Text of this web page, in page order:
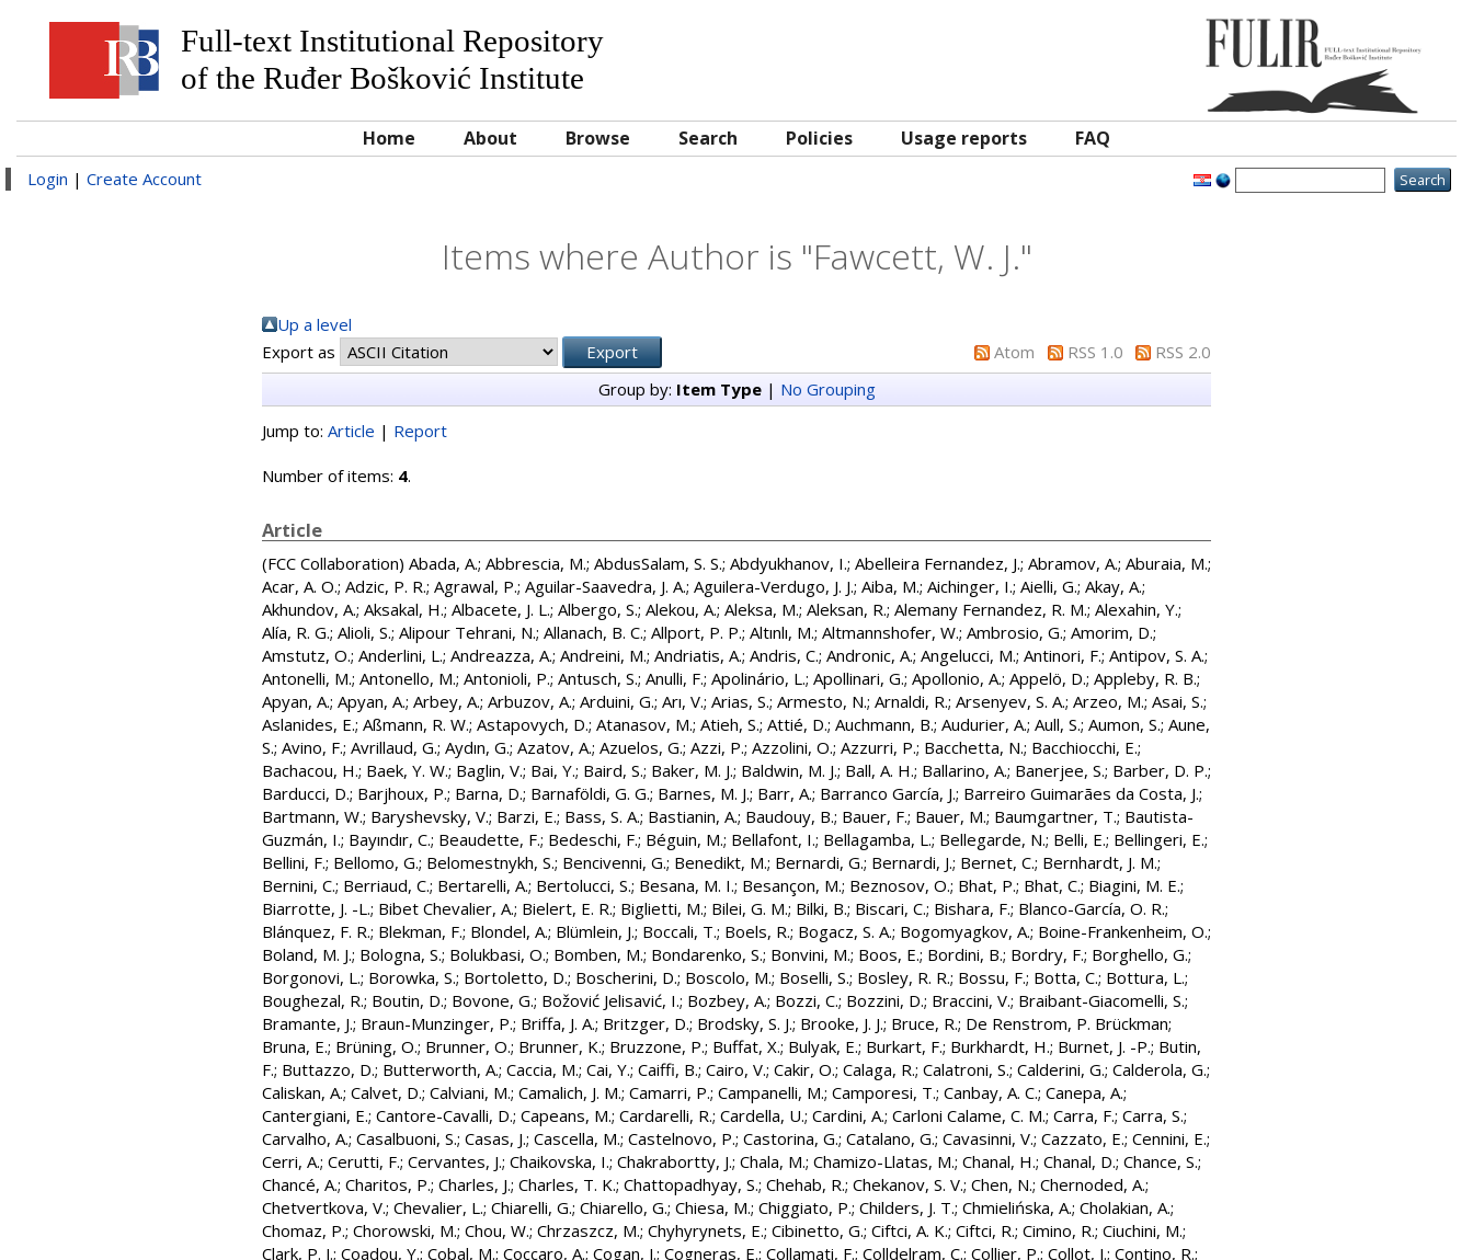
Full-text Institutional Repository
of the Ruđer Bošković Institute
Home About Browse Search Policies Usage reports FAQ
Login | Create Account
Items where Author is "Fawcett, W. J."
Up a level
Export as
Atom RSS 1.0
RSS 2.0
Group by: Item Type| No Grouping
Jump to: Article | Report
Number of items: 4.
Article
(FCC Collaboration) Abada, A.; Abbrescia, M.; AbdusSalam, S. S.; Abdyukhanov, I.; Abelleira Fernandez, J.; Abramov, A.; Aburaia, M.;
Acar, A. O.; Adzic, P. R.; Agrawal, P.; Aguilar-Saavedra, J. A.; Aguilera-Verdugo, J. J.; Aiba, M.; Aichinger, I.; Aielli, G.; Akay, A.;
Akhundov, A.; Aksakal, H.; Albacete, J. L.; Albergo, S.; Alekou, A.; Aleksa, M.; Aleksan, R.; Alemany Fernandez, R. M.; Alexahin, Y.;
Alía, R. G.; Alioli, S.; Alipour Tehrani, N.; Allanach, B. C.; Allport, P. P.; Altınlı, M.; Altmannshofer, W.; Ambrosio, G.; Amorim, D.;
Amstutz, O.; Anderlini, L.; Andreazza, A.; Andreini, M.; Andriatis, A.; Andris, C.; Andronic, A.; Angelucci, M.; Antinori, F.; Antipov, S. A.;
Antonelli, M.; Antonello, M.; Antonioli, P.; Antusch, S.; Anulli, F.; Apolinário, L.; Apollinari, G.; Apollonio, A.; Appelö, D.; Appleby, R. B.;
Apyan, A.; Apyan, A.; Arbey, A.; Arbuzov, A.; Arduini, G.; Arı, V.; Arias, S.; Armesto, N.; Arnaldi, R.; Arsenyev, S. A.; Arzeo, M.; Asai, S.;
Aslanides, E.; Aßmann, R. W.; Astapovych, D.; Atanasov, M.; Atieh, S.; Attié, D.; Auchmann, B.; Audurier, A.; Aull, S.; Aumon, S.; Aune,
S.; Avino, F.; Avrillaud, G.; Aydın, G.; Azatov, A.; Azuelos, G.; Azzi, P.; Azzolini, O.; Azzurri, P.; Bacchetta, N.; Bacchiocchi, E.;
Bachacou, H.; Baek, Y. W.; Baglin, V.; Bai, Y.; Baird, S.; Baker, M. J.; Baldwin, M. J.; Ball, A. H.; Ballarino, A.; Banerjee, S.; Barber, D. P.;
Barducci, D.; Barjhoux, P.; Barna, D.; Barnaföldi, G. G.; Barnes, M. J.; Barr, A.; Barranco García, J.; Barreiro Guimarães da Costa, J.;
Bartmann, W.; Baryshevsky, V.; Barzi, E.; Bass, S. A.; Bastianin, A.; Baudouy, B.; Bauer, F.; Bauer, M.; Baumgartner, T.; Bautista-
Guzmán, I.; Bayındır, C.; Beaudette, F.; Bedeschi, F.; Béguin, M.; Bellafont, I.; Bellagamba, L.; Bellegarde, N.; Belli, E.; Bellingeri, E.;
Bellini, F.; Bellomo, G.; Belomestnykh, S.; Bencivenni, G.; Benedikt, M.; Bernardi, G.; Bernardi, J.; Bernet, C.; Bernhardt, J. M.;
Bernini, C.; Berriaud, C.; Bertarelli, A.; Bertolucci, S.; Besana, M. I.; Besançon, M.; Beznosov, O.; Bhat, P.; Bhat, C.; Biagini, M. E.;
Biarrotte, J. -L.; Bibet Chevalier, A.; Bielert, E. R.; Biglietti, M.; Bilei, G. M.; Bilki, B.; Biscari, C.; Bishara, F.; Blanco-García, O. R.;
Blánquez, F. R.; Blekman, F.; Blondel, A.; Blümlein, J.; Boccali, T.; Boels, R.; Bogacz, S. A.; Bogomyagkov, A.; Boine-Frankenheim, O.;
Boland, M. J.; Bologna, S.; Bolukbasi, O.; Bomben, M.; Bondarenko, S.; Bonvini, M.; Boos, E.; Bordini, B.; Bordry, F.; Borghello, G.;
Borgonovi, L.; Borowka, S.; Bortoletto, D.; Boscherini, D.; Boscolo, M.; Boselli, S.; Bosley, R. R.; Bossu, F.; Botta, C.; Bottura, L.;
Boughezal, R.; Boutin, D.; Bovone, G.; Božović Jelisavić, I.; Bozbey, A.; Bozzi, C.; Bozzini, D.; Braccini, V.; Braibant-Giacomelli, S.;
Bramante, J.; Braun-Munzinger, P.; Briffa, J. A.; Britzger, D.; Brodsky, S. J.; Brooke, J. J.; Bruce, R.; De Renstrom, P. Brückman;
Bruna, E.; Brüning, O.; Brunner, O.; Brunner, K.; Bruzzone, P.; Buffat, X.; Bulyak, E.; Burkart, F.; Burkhardt, H.; Burnet, J. -P.; Butin,
F.; Buttazzo, D.; Butterworth, A.; Caccia, M.; Cai, Y.; Caiffi, B.; Cairo, V.; Cakir, O.; Calaga, R.; Calatroni, S.; Calderini, G.; Calderola, G.;
Caliskan, A.; Calvet, D.; Calviani, M.; Camalich, J. M.; Camarri, P.; Campanelli, M.; Camporesi, T.; Canbay, A. C.; Canepa, A.;
Cantergiani, E.; Cantore-Cavalli, D.; Capeans, M.; Cardarelli, R.; Cardella, U.; Cardini, A.; Carloni Calame, C. M.; Carra, F.; Carra, S.;
Carvalho, A.; Casalbuoni, S.; Casas, J.; Cascella, M.; Castelnovo, P.; Castorina, G.; Catalano, G.; Cavasinni, V.; Cazzato, E.; Cennini, E.;
Cerri, A.; Cerutti, F.; Cervantes, J.; Chaikovska, I.; Chakrabortty, J.; Chala, M.; Chamizo-Llatas, M.; Chanal, H.; Chanal, D.; Chance, S.;
Chancé, A.; Charitos, P.; Charles, J.; Charles, T. K.; Chattopadhyay, S.; Chehab, R.; Chekanov, S. V.; Chen, N.; Chernoded, A.;
Chetvertkova, V.; Chevalier, L.; Chiarelli, G.; Chiarello, G.; Chiesa, M.; Chiggiato, P.; Childers, J. T.; Chmielińska, A.; Cholakian, A.;
Chomaz, P.; Chorowski, M.; Chou, W.; Chrzaszcz, M.; Chyhyrynets, E.; Cibinetto, G.; Ciftci, A. K.; Ciftci, R.; Cimino, R.; Ciuchini, M.;
Clark, P. J.; Coadou, Y.; Cobal, M.; Coccaro, A.; Cogan, J.; Cogneras, E.; Collamati, F.; Colldelram, C.; Collier, P.; Collot, J.; Contino, R.;